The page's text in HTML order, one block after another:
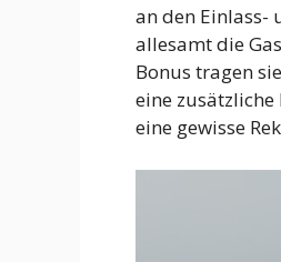
an den Einlass-
allesamt die
Bonus tragen
eine
eine gewisse